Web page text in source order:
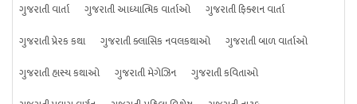
ગુજરાતી વાર્તા ગુજરાતી આધ્યાત્મિક વાર્તાઓ
ગુજરાતી ફિક્શન વાર્તા
ગુજરાતી પ્રેરક કથા
ગુજરાતી ક્લાસિક નવલકથાઓ
ગુજરાતી બાળ વાર્તાઓ
ગુજરાતી હાસ્ય કથાઓ
ગુજરાતી મેગેઝિન
ગુજરાતી કવિતાઓ